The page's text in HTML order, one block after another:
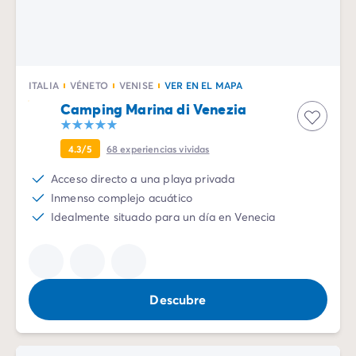
Camping Lago de Guardia
Camping Lago Mayor
Camping Piamonte
Camping Toscana
Camping Venecia
Camping Croacia
Otros destinos
Camping Suiza
Camping Austria
Camping Luxemburgo
Camping Eslovenia
ITALIA VÉNETO VENISE VER EN EL MAPA
Camping Marina di Venezia
4.3/5 68experiencias vividas
Acceso directo a una playa privada
Inmenso complejo acuático
Idealmente situado para un día en Venecia
Descubre